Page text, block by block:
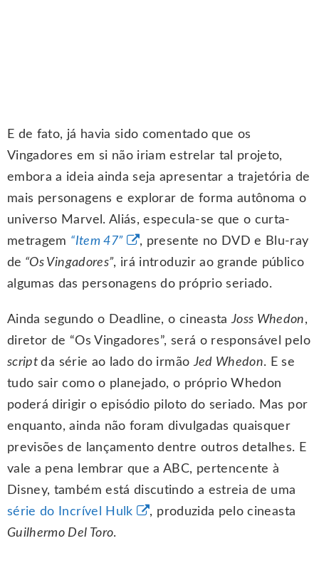
E de fato, já havia sido comentado que os
Vingadores em si não iriam estrelar tal projeto,
embora a ideia ainda seja apresentar a trajetória de
mais personagens e explorar de forma autônoma o
universo Marvel. Aliás, especula-se que o curta-
metragem “Item 47”
, presente no DVD e Blu-ray
de “Os Vingadores”, irá introduzir ao grande público
algumas das personagens do próprio seriado.
Ainda segundo o Deadline, o cineastaJoss Whedon,
diretor de “Os Vingadores”, será o responsável pelo
scriptda série ao lado do irmãoJed Whedon. E se
tudo sair como o planejado, o próprio Whedon
poderá dirigir o episódio piloto do seriado. Mas por
enquanto, ainda não foram divulgadas quaisquer
previsões de lançamento dentre outros detalhes. E
vale a pena lembrar que a ABC, pertencente à
Disney, também está discutindo a estreia de uma
série do Incrível Hulk
, produzida pelo cineasta
Guilhermo Del Toro.